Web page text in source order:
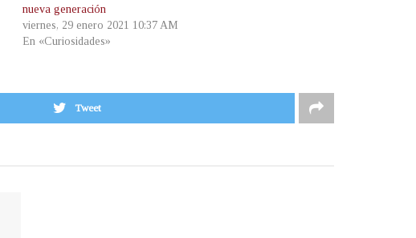
nueva generación
viernes, 29 enero 2021 10:37 AM
En «Curiosidades»
Tweet